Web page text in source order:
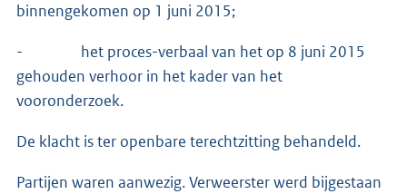
binnengekomen op 1 juni 2015;
- het proces-verbaal van het op 8 juni 2015
gehouden verhoor in het kader van het
vooronderzoek.
De klacht is ter openbare terechtzitting behandeld.
Partijen waren aanwezig. Verweerster werd bijgestaan